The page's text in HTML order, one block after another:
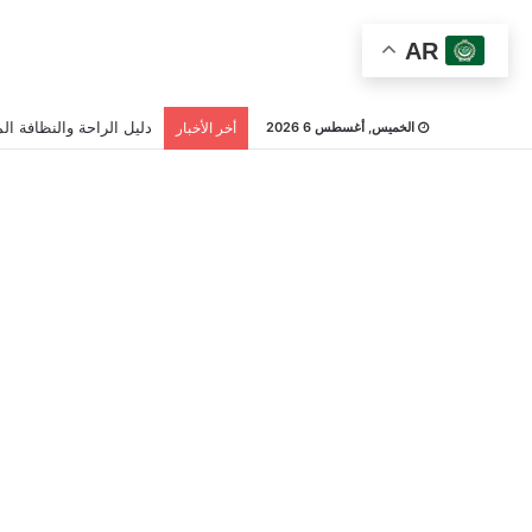
الخميس, أغسطس 6 2026 أخر الأخبار دليل الراحة والنظافة
AR